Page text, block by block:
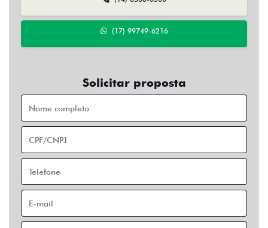
(17) 99749-6216
Solicitar proposta